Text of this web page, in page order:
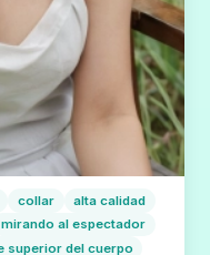
collar
alta calidad
mirando al espectador
superior del cuerpo